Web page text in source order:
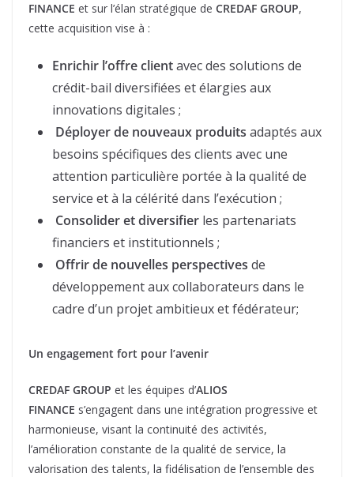
FINANCE et sur l’élan stratégique de CREDAF GROUP,
cette acquisition vise à :
Enrichir l’offre clientavec des solutions de
crédit-bail diversifiées et élargies aux
innovations digitales ;
Déployer de nouveaux produits adaptés aux
besoins spécifiques des clients avec une
attention particulière portée à la qualité de
service et à la célérité dans l’exécution ;
Consolider et diversifier les partenariats
financiers et institutionnels ;
Offrir de nouvelles perspectives de
développement aux collaborateurs dans le
cadre d’un projet ambitieux et fédérateur;
Un engagement fort pour l’avenir
CREDAF GROUP et les équipes d’ALIOS
FINANCE s’engagent dans une intégration progressive et
harmonieuse, visant la continuité des activités,
l’amélioration constante de la qualité de service, la
valorisation des talents, la fidélisation de l’ensemble des